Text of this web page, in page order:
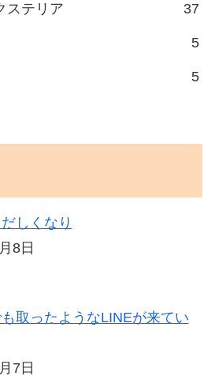
ステリア 37
5
5
しくなり
8日
取ったようなLINEが来てい
7日